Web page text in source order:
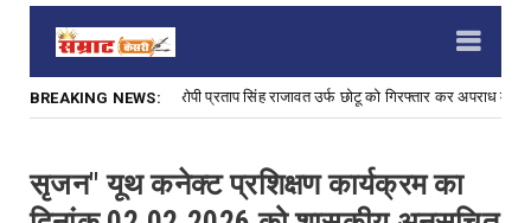
BREAKING NEWS:
रु. के इनामी फरार आरोपी प्रताप सिंह राजावत उर्फ छोटू को गिरफ्तार कर अपराध में
सृजन" यूथ कनेक्ट प्रशिक्षण कार्यक्रम का